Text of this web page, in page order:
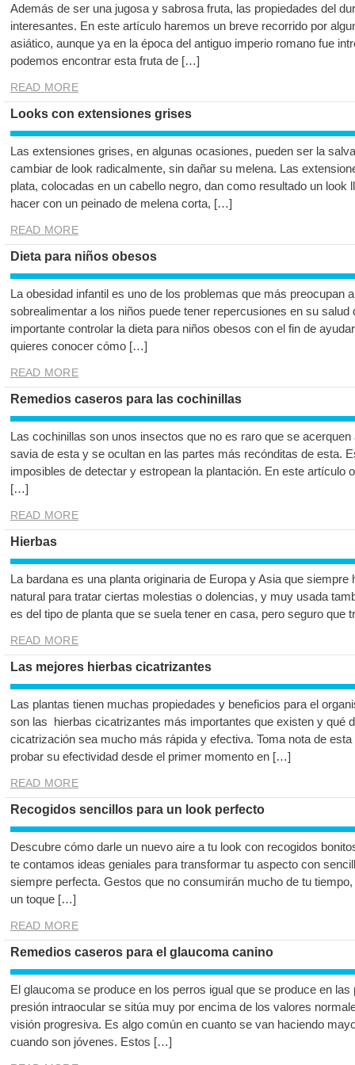
Además de ser una jugosa y sabrosa fruta, las propiedades del
interesantes. En este artículo haremos un breve recorrido por
asiático, aunque ya en la época del antiguo imperio romano fue
podemos encontrar esta fruta de […]
READ MORE
Looks con extensiones grises
Las extensiones grises, en algunas ocasiones, pueden ser la
cambiar de look radicalmente, sin dañar su melena. Las
plata, colocadas en un cabello negro, dan como resultado un look
hacer con un peinado de melena corta, […]
READ MORE
Dieta para niños obesos
La obesidad infantil es uno de los problemas que más preocupan
sobrealimentar a los niños puede tener repercusiones en su
importante controlar la dieta para niños obesos con el fin de
quieres conocer cómo […]
READ MORE
Remedios caseros para las cochinillas
Las cochinillas son unos insectos que no es raro que se
savia de esta y se ocultan en las partes más recónditas de esta.
imposibles de detectar y estropean la plantación. En este artículo
[…]
READ MORE
Hierbas
La bardana es una planta originaria de Europa y Asia que
natural para tratar ciertas molestias o dolencias, y muy usada
es del tipo de planta que se suela tener en casa, pero seguro
READ MORE
Las mejores hierbas cicatrizantes
Las plantas tienen muchas propiedades y beneficios para el
son las hierbas cicatrizantes más importantes que existen y qué
cicatrización sea mucho más rápida y efectiva. Toma nota de
probar su efectividad desde el primer momento en […]
READ MORE
Recogidos sencillos para un look perfecto
Descubre cómo darle un nuevo aire a tu look con recogidos
te contamos ideas geniales para transformar tu aspecto con
siempre perfecta. Gestos que no consumirán mucho de tu
un toque […]
READ MORE
Remedios caseros para el glaucoma canino
El glaucoma se produce en los perros igual que se produce en
presión intraocular se sitúa muy por encima de los valores
visión progresiva. Es algo común en cuanto se van haciendo
cuando son jóvenes. Estos […]